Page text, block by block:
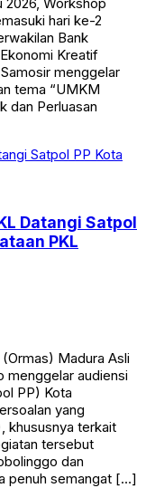
hari ke-2
Bank
Kreatif
menggelar
tema “UMKM
dan Perluasan
Datangi Satpol
PKL
Madura Asli
menggelar audiensi
PP) Kota
yang
khususnya terkait
tersebut
dan
penuh semangat […]